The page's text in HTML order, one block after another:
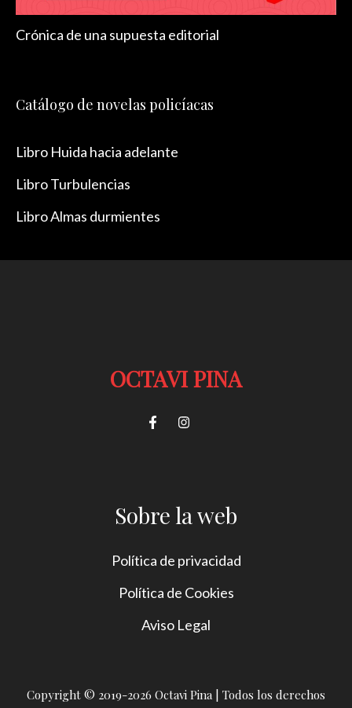
Crónica de una supuesta editorial
Catálogo de novelas policíacas
Libro Huida hacia adelante
Libro Turbulencias
Libro Almas durmientes
OCTAVI PINA
Sobre la web
Política de privacidad
Política de Cookies
Aviso Legal
Copyright © 2019-2026 Octavi Pina | Todos los derechos